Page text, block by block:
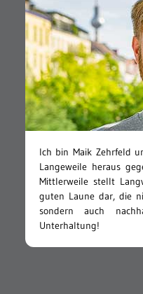
Ich bin Maik Zehrfeld
Langeweile heraus
Mittlerweile stellt
guten Laune dar, die
sondern auch
Unterhaltung!